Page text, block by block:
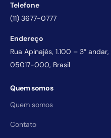
Telefone
(11) 3677-0777
Endereço
Rua Apinajés, 1.100 – 3°
05017-000, Brasil
Quem somos
Quem somos
Contato